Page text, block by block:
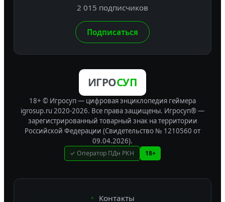
2 015 подписчиков
Подписаться
ИГРОСУП
18+ © Игросуп — цифровая энциклопедия геймера
igrosup.ru 2020-2026. Все права защищены. Игросуп® —
зарегистрированный товарный знак на территории
Российской Федерации (Свидетельство № 1210560 от
09.04.2026).
✓ Оператор ПДн РКН 18+
Контакты